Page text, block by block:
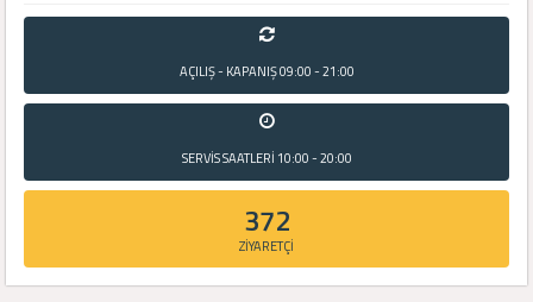
AÇILIŞ - KAPANIŞ09:00 - 21:00
SERVİS SAATLERİ 10:00 - 20:00
372
ZİYARETÇİ